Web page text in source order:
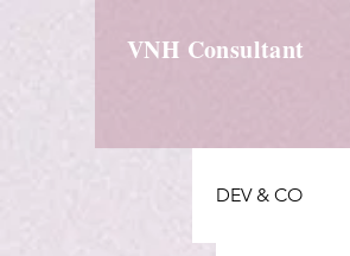
VNH Consultant
DEV & CO